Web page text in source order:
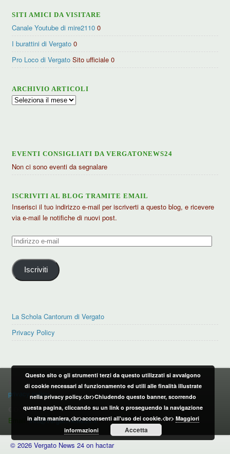
SITI AMICI DA VISITARE
Canale Youtube di mire2110 0
I burattini di Vergato 0
Pro Loco di Vergato Sito ufficiale 0
ARCHIVIO ARTICOLI
Archivio
EVENTI CONSIGLIATI DA VERGATONEWS24
Non ci sono eventi da segnalare
ISCRIVITI AL BLOG TRAMITE EMAIL
Inserisci il tuo indirizzo e-mail per iscriverti a questo blog, e ricevere
via e-mail le notifiche di nuovi post.
Indirizzo
mail
Iscriviti
La Schola Cantorum di Vergato
Privacy Policy
PRIVACY POLICY
privacy policy
CONTATTI:
Email:info@vergatonews24.it
© 2026 Vergato News 24 on hactar
Questo sito o gli strumenti terzi da questo utilizzati si avvalgono
di cookie necessari al funzionamento ed utili alle finalità illustrate
nella privacy policy.<br>Chiudendo questo banner, scorrendo
questa pagina, cliccando su un link o proseguendo la navigazione
in altra maniera,<br>acconsenti all'uso dei cookie.<br> Maggiori
informazioni
Accetta